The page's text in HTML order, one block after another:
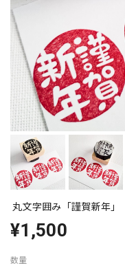
丸文字囲み「謹賀新年」
¥1,500
数量